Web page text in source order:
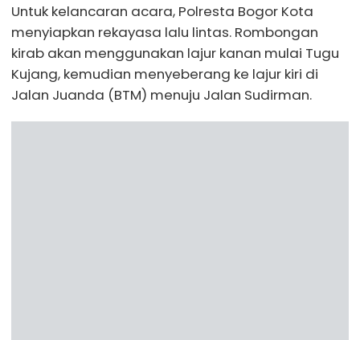
Untuk kelancaran acara, Polresta Bogor Kota
menyiapkan rekayasa lalu lintas. Rombongan
kirab akan menggunakan lajur kanan mulai Tugu
Kujang, kemudian menyeberang ke lajur kiri di
Jalan Juanda (BTM) menuju Jalan Sudirman.